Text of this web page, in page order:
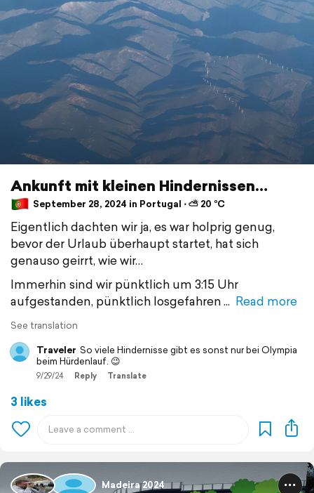
Ankunft mit kleinen Hindernissen…
September 28, 2024 in Portugal ⋅ ⛅ 20 °C
Eigentlich dachten wir ja, es war holprig genug,
bevor der Urlaub überhaupt startet, hat sich
genauso geirrt, wie wir…
Immerhin sind wir pünktlich um 3:15 Uhr
aufgestanden, pünktlich losgefahren
Read more
See translation
Traveler So viele Hindernisse gibt es sonst nur bei Olympia
beim Hürdenlauf. 😉
9/29/24 Reply Translate
3 likes
Madeira 2024